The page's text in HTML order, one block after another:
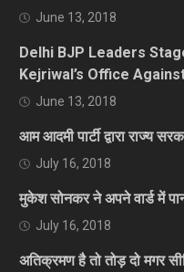
June 13, 2018
Delhi BJP Leaders
Kejriwal’s Office
June 13, 2018
आम आदमी पार्टी द्वारा राज्य
July 16, 2018
मुकेश सोनकर ने अपने वार्ड में
July 16, 2018
अतिक्रमण है तो तोड़ दो मगर